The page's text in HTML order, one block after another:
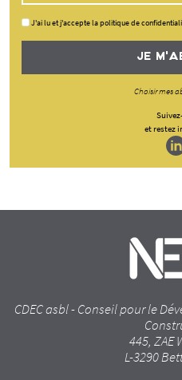
J'ai lu et j'accepte la politique de
JE
Choisir mes
et restez
CDEC asbl - Conseil pour le
445, ZAE
L-3290